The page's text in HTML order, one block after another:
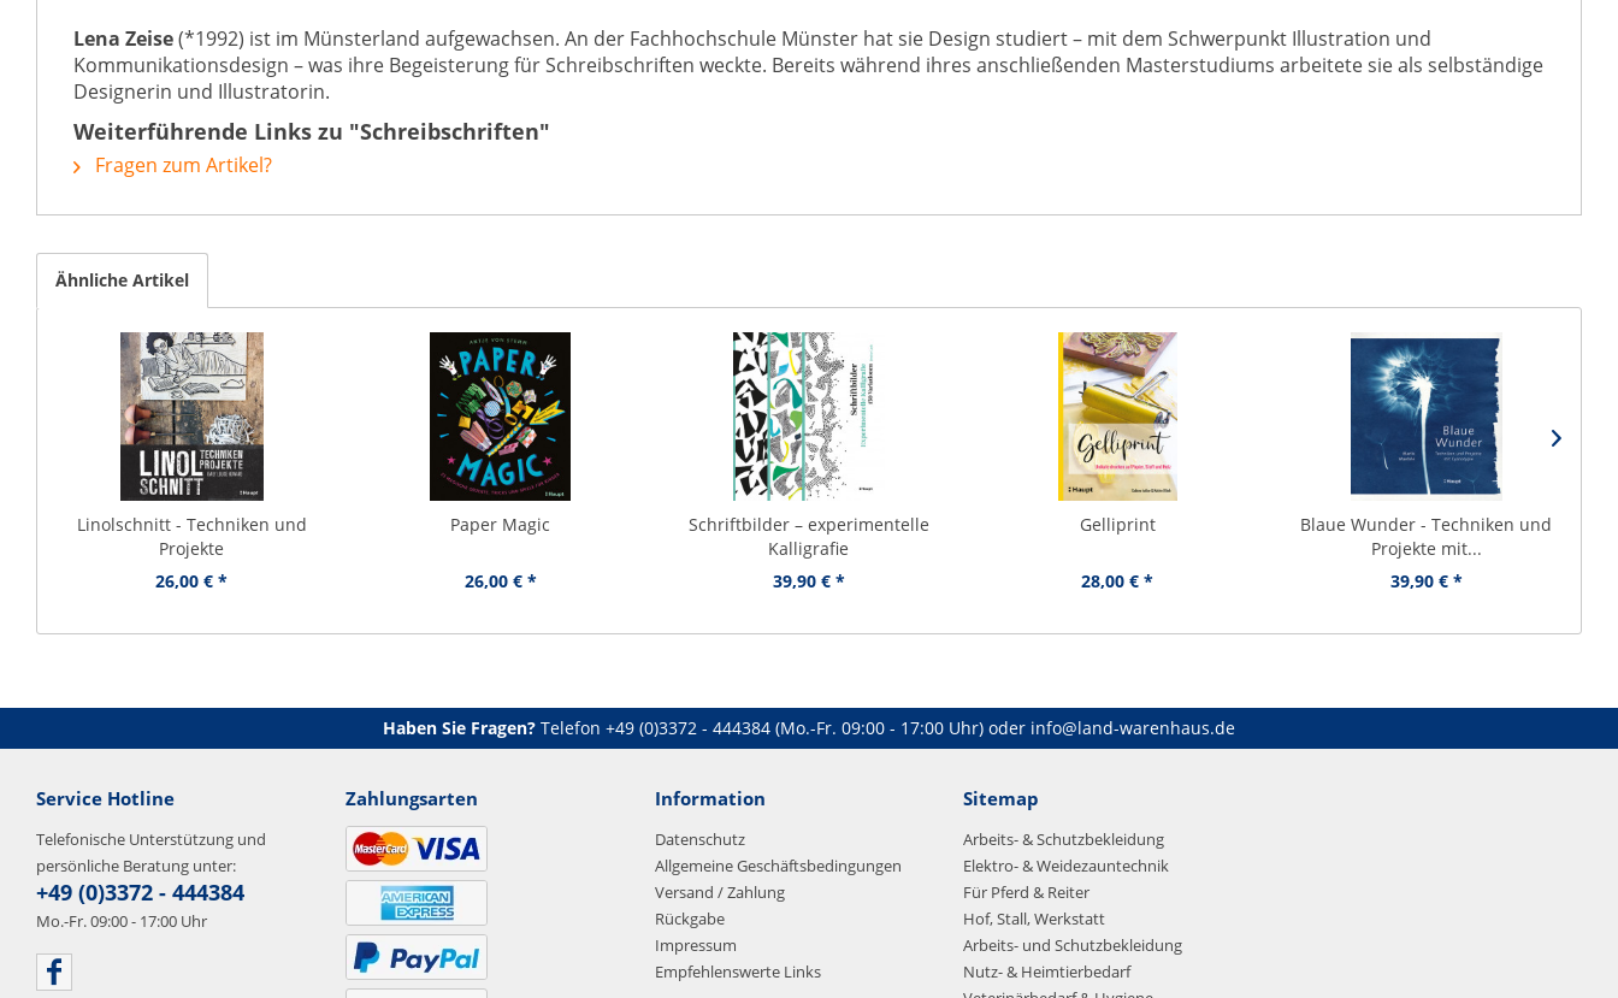
Lena Zeise(*1992) ist im Münsterland aufgewachsen. An der Fachhochschule Münster hat sie Design studiert – mit dem Schwerpunkt Illustration und
Kommunikationsdesign – was ihre Begeisterung für Schreibschriften weckte. Bereits während ihres anschließenden Masterstudiums arbeitete sie als selbständige
Designerin und Illustratorin.
Weiterführende Links zu "Schreibschriften"
Fragen zum Artikel?
Ähnliche Artikel
Linolschnitt - Techniken und
Projekte
26,00 € *
Paper Magic
26,00 € *
Schriftbilder – experimentelle
Kalligrafie
39,90 € *
Gelliprint
28,00 € *
Blaue Wunder - Techniken und
Projekte mit...
39,90 € *
Haben Sie Fragen? Telefon +49 (0)3372 - 444384 (Mo.-Fr. 09:00 - 17:00 Uhr) oder info@land-warenhaus.de
Service Hotline
Telefonische Unterstützung und
persönliche Beratung unter:
+49 (0)3372 - 444384
Mo.-Fr. 09:00 - 17:00 Uhr
Zahlungsarten Information
Datenschutz
Allgemeine Geschäftsbedingungen
Versand / Zahlung
Rückgabe
Impressum
Empfehlenswerte Links
Sitemap
Arbeits- & Schutzbekleidung
Elektro- & Weidezauntechnik
Für Pferd & Reiter
Hof, Stall, Werkstatt
Arbeits- und Schutzbekleidung
Nutz- & Heimtierbedarf